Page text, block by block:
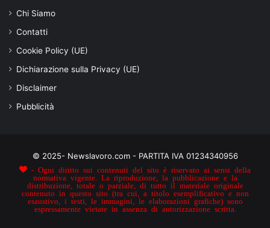
Chi Siamo
Contatti
Cookie Policy (UE)
Dichiarazione sulla Privacy (UE)
Disclaimer
Pubblicità
© 2025- Newslavoro.com - PARTITA IVA 01234340956
- Ogni diritto sui contenuti del sito è riservato ai sensi della
normativa vigente. La riproduzione, la pubblicazione e la
distribuzione, totale o parziale, di tutto il materiale originale
contenuto in questo sito (tra cui, a titolo esemplificativo e non
esaustivo, i testi, le immagini, le elaborazioni grafiche) sono
espressamente vietate in assenza di autorizzazione scritta.